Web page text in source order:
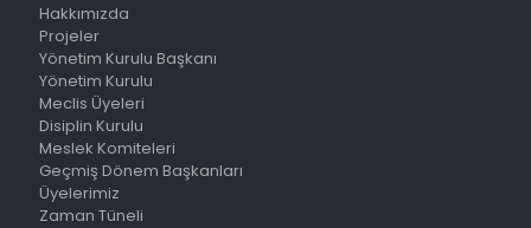
Hakkımızda
Projeler
Yönetim Kurulu Başkanı
Yönetim Kurulu
Meclis Üyeleri
Disiplin Kurulu
Meslek Komiteleri
Geçmiş Dönem Başkanları
Üyelerimiz
Zaman Tüneli